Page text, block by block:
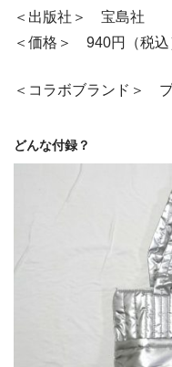
＜出版社＞ 宝島社
＜価格＞ 940円（税込
＜コラボブランド＞
どんな付録？